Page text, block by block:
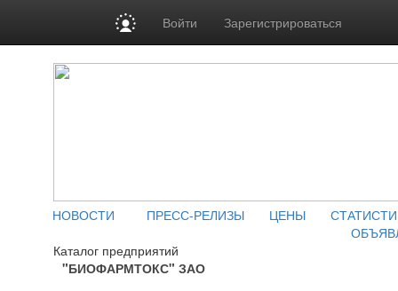
Войти Зарегистрироваться
НОВОСТИ ПРЕСС-РЕЛИЗЫ ЦЕНЫ
Каталог предприятий
"БИОФАРМТОКС" ЗАО